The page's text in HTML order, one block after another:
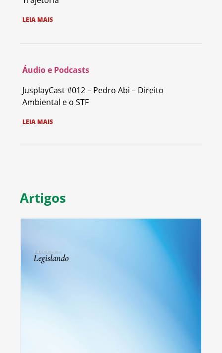
LEIA MAIS
Áudio e Podcasts
JusplayCast #012 – Pedro Abi – Direito
Ambiental e o STF
LEIA MAIS
Artigos